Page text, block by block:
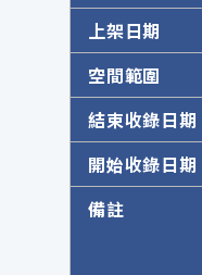
上架日期
空間範圍
結束收錄日期
開始收錄日期
備註